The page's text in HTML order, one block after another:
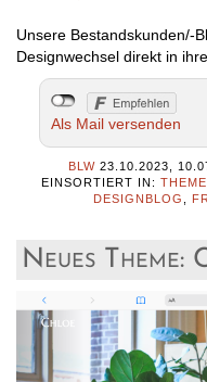
Unsere Bestandskunden/-
Designwechsel direkt in
Als Mail versenden
BLW 23.10.2023,
EINSORTIERT IN:
DESIGNBLOG
Neues Theme: